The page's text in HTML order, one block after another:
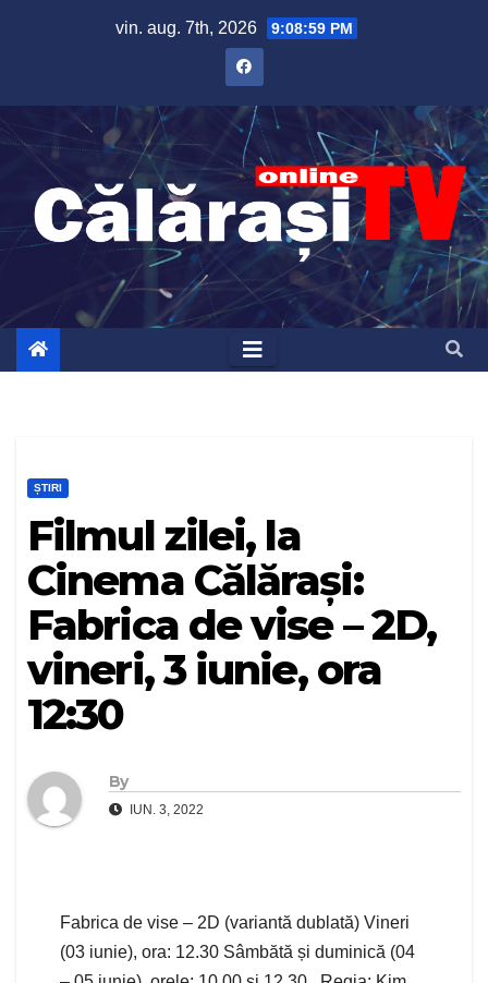
vin. aug. 7th, 2026 9:09:00 PM
ȘTIRI
Filmul zilei, la
Cinema Călărași:
Fabrica de vise – 2D,
vineri, 3 iunie, ora
12:30
By
IUN. 3, 2022
Fabrica de vise – 2D (variantă dublată) Vineri
(03 iunie), ora: 12.30 Sâmbătă și duminică (04